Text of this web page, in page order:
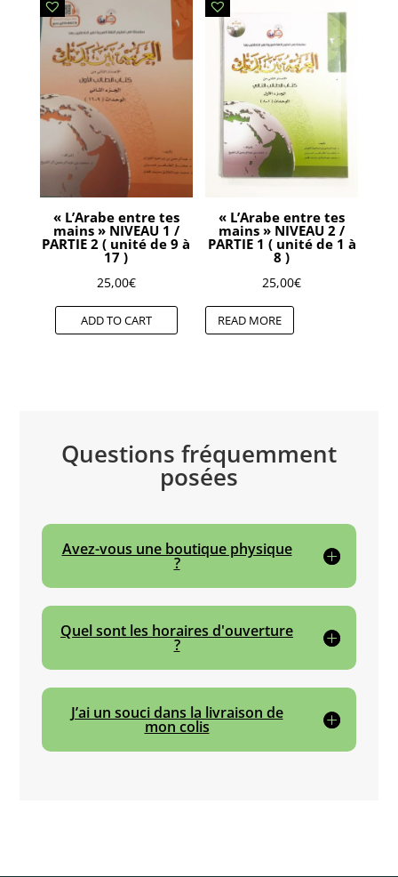
« L’Arabe entre tes
mains » NIVEAU 1 /
PARTIE 2 ( unité de 9 à
17 )
25,00€
ADD TO CART
« L’Arabe entre tes
mains » NIVEAU 2 /
PARTIE 1 ( unité de 1 à
8 )
25,00€
READ MORE
Questions fréquemment
posées
Avez-vous une boutique physique
?
Quel sont les horaires d'ouverture
?
J’ai un souci dans la livraison de
mon colis